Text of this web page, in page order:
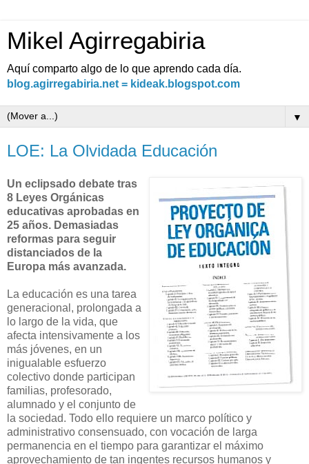
Mikel Agirregabiria
Aquí comparto algo de lo que aprendo cada día.
blog.agirregabiria.net = kideak.blogspot.com
▼
LOE: La Olvidada Educación
Un eclipsado debate tras
8 Leyes Orgánicas
educativas aprobadas en
25 años. Demasiadas
reformas para seguir
distanciados de la
Europa más avanzada.
La educación es una tarea
generacional, prolongada a
lo largo de la vida, que
afecta intensivamente a los
más jóvenes, en un
inigualable esfuerzo
colectivo donde participan
familias, profesorado,
alumnado y el conjunto de
la sociedad. Todo ello requiere un marco político y
administrativo consensuado, con vocación de larga
permanencia en el tiempo para garantizar el máximo
aprovechamiento de tan ingentes recursos humanos y